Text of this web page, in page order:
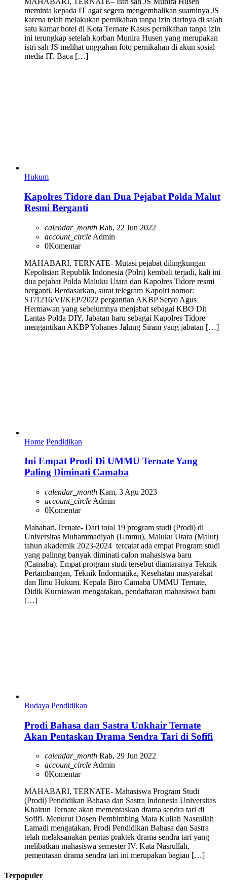
meminta kepada IT agar segera mengembalikan suaminya JS
karena telah melakukan pernikahan tanpa izin darinya di salah
satu kamar hotel di Kota Ternate Kasus pernikahan tanpa izin
ini terungkap setelah korban Munira Husen yang merupakan
istri sah JS melihat unggahan foto pernikahan di akun sosial
media IT. Baca […]
Hukum
Kapolres Tidore dan Dua Pejabat Polda Malut
Resmi Berganti
calendar_month Rab, 22 Jun 2022
account_circle Admin
0Komentar
MAHABARI, TERNATE- Mutasi pejabat dilingkungan
Kepolisian Republik Indonesia (Polri) kembali terjadi, kali ini
dua pejabat Polda Maluku Utara dan Kapolres Tidore resmi
berganti. Berdasarkan, surat telegram Kapolri nomor:
ST/1216/VI/KEP/2022 pergantian AKBP Setyo Agus
Hermawan yang sebelumnya menjabat sebagai KBO Dit
Lantas Polda DIY, Jabatan baru sebagai Kapolres Tidore
mengantikan AKBP Yohanes Jalung Siram yang jabatan […]
Home Pendidikan
Ini Empat Prodi Di UMMU Ternate Yang
Paling Diminati Camaba
calendar_month Kam, 3 Agu 2023
account_circle Admin
0Komentar
Mahabari,Ternate- Dari total 19 program studi (Prodi) di
Universitas Muhammadiyah (Ummu), Maluku Utara (Malut)
tahun akademik 2023-2024 tercatat ada empat Program studi
yang palinng banyak diminati calon mahasiswa baru
(Camaba). Empat program studi tersebut diantaranya Teknik
Pertambangan, Teknik Indormatika, Kesehatan masyarakat
dan Ilmu Hukum. Kepala Biro Camaba UMMU Ternate,
Didik Kurniawan mengatakan, pendaftaran mahasiswa baru
[…]
Budaya Pendidikan
Prodi Bahasa dan Sastra Unkhair Ternate
Akan Pentaskan Drama Sendra Tari di Sofifi
calendar_month Rab, 29 Jun 2022
account_circleAdmin
0Komentar
MAHABARI, TERNATE- Mahasiswa Program Studi
(Prodi) Pendidikan Bahasa dan Sastra Indonesia Universitas
Khairun Ternate akan mementaskan drama sendra tari di
Sofifi. Menurut Dosen Pembimbing Mata Kuliah Nasrullah
Lamadi mengatakan, Prodi Pendidikan Bahasa dan Sastra
telah melaksanakan pentas praktek drama sendra tari yang
melibatkan mahasiswa semester IV. Kata Nasrullah,
pementasan drama sendra tari ini merupakan bagian […]
Terpopuler